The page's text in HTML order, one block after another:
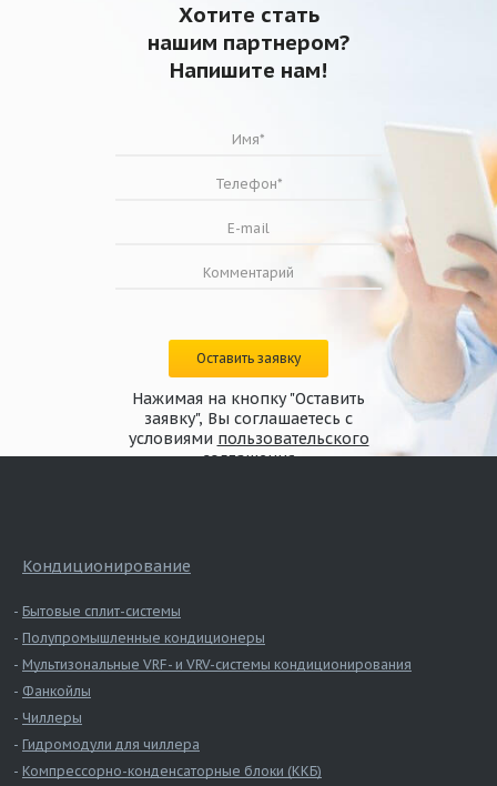
Хотите стать
нашим партнером?
Напишите нам!
Оставить заявку
Нажимая на кнопку "Оставить
заявку", Вы соглашаетесь с
условиями пользовательского
соглашения
Кондиционирование
Бытовые сплит-системы
Полупромышленные кондиционеры
Мультизональные VRF- и VRV-системы кондиционирования
Фанкойлы
Чиллеры
Гидромодули для чиллера
Компрессорно-конденсаторные блоки (ККБ)